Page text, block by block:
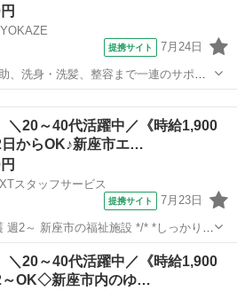
提携サイト 7月24日
、洗身・洗髪、整容まで一連のサポー
、お客様の状態に合わせた個別ケアを
乗...
＼20～40代活躍中／《時給1,900
日からOK♪新座市エ…
スタッフサービス
提携サイト 7月23日
メイン。 まずはできることからお願い
＼20～40代活躍中／《時給1,900
～OK◇新座市内のゆ…